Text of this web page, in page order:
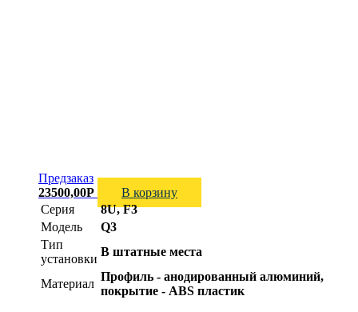
Предзаказ
23500,00Р
В корзину
Серия
8U, F3
Модель
Q3
Тип
установки
В штатные места
Материал
Профиль - анодированный алюминий,
покрытие - ABS пластик